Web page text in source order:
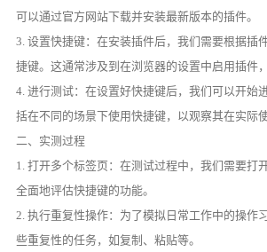
可以通过官方网站下载并安装最新版本的插件。
3. 设置快捷键：在安装插件后，我们需要根据插
捷键。这通常涉及到在浏览器的设置中启用插件
4. 进行测试：在设置好快捷键后，我们可以开始
括在不同的场景下使用快捷键，以观察其在实际
二、实测过程
1. 打开多个标签页：在测试过程中，我们需要打
全面地评估快捷键的功能。
2. 执行重复性操作：为了模拟日常工作中的操作
些重复性的任务，如复制、粘贴等。